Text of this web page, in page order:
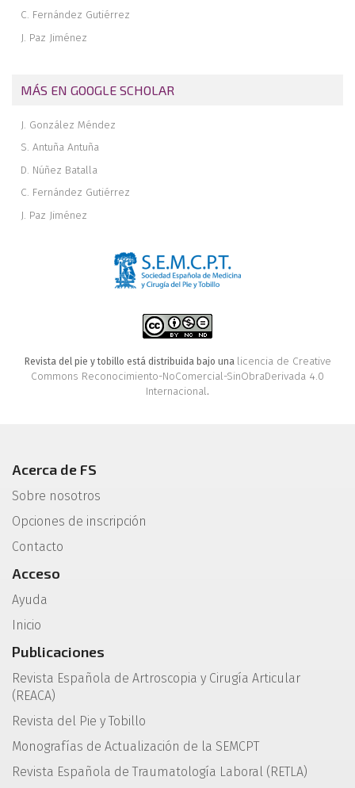
C. Fernández Gutiérrez
J. Paz Jiménez
MÁS EN GOOGLE SCHOLAR
J. González Méndez
S. Antuña Antuña
D. Núñez Batalla
C. Fernández Gutiérrez
J. Paz Jiménez
Revista del pie y tobillo está distribuida bajo una licencia de Creative
Commons Reconocimiento-NoComercial-SinObraDerivada 4.0
Internacional.
Acerca de FS
Sobre nosotros
Opciones de inscripción
Contacto
Acceso
Ayuda
Inicio
Publicaciones
Revista Española de Artroscopia y Cirugía Articular
(REACA)
Revista del Pie y Tobillo
Monografías de Actualización de la SEMCPT
Revista Española de Traumatología Laboral (RETLA)